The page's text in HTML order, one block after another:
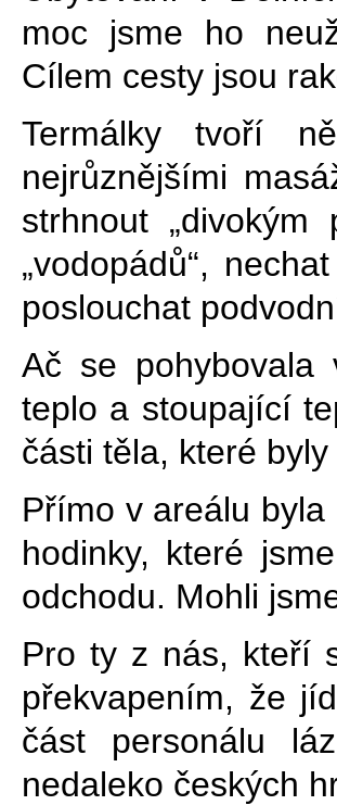
moc jsme ho
Cílem cesty jsou
Termálky tvoří
nejrůznějšími
strhnout
„vodopádů“,
poslouchat
Ač se pohybovala
teplo a stoupající
části těla, které
Přímo v areálu
hodinky, které
odchodu. Mohli
Pro ty z nás, kteří
překvapením, že
část personálu
nedaleko českých